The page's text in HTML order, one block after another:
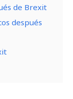
de Brexit
después